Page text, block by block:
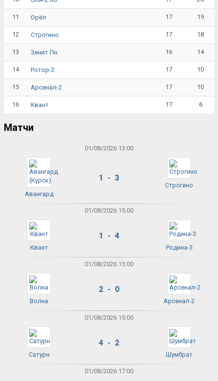
11 Орёл 17 19
12 Строгино 17 18
13 Зенит Пн 16 14
14 Ротор-2 17 10
15 Арсенал-2 17 10
16 Квант 17 6
Матчи
01/08/2026 13:00
Авангард
1 - 3
Строгино
01/08/2026 15:00
Квант
1 - 4
Родина-3
01/08/2026 15:00
Волна
2 - 0
Арсенал-2
01/08/2026 15:00
Сатурн
4 - 2
Шумбрат
01/08/2026 17:00